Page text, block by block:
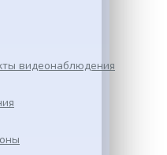
видеонаблюдения